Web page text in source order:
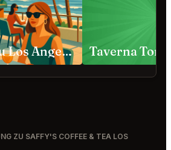
Nobu Malibu Los Angeles Taverna
ZU SAFFY'S COFFEE & TEA LOS